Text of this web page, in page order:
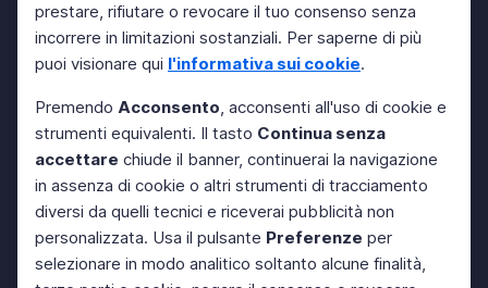
prestare, rifiutare o revocare il tuo consenso senza
incorrere in limitazioni sostanziali. Per saperne di più
puoi visionare qui l'informativa sui cookie.
Premendo Acconsento, acconsenti all'uso di cookie e
strumenti equivalenti. Il tasto Continua senza
accettare chiude il banner, continuerai la navigazione
in assenza di cookie o altri strumenti di tracciamento
diversi da quelli tecnici e riceverai pubblicità non
personalizzata. Usa il pulsante Preferenze per
selezionare in modo analitico soltanto alcune finalità,